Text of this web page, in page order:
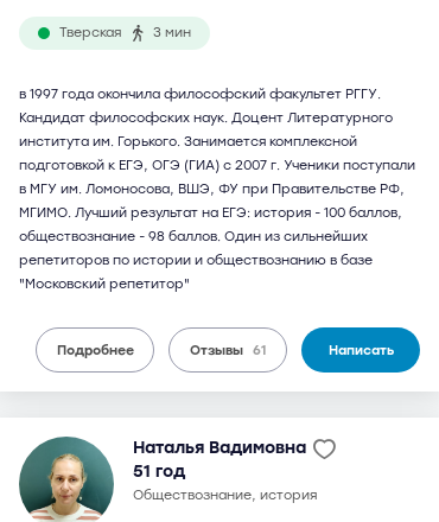
Тверская 3 мин
в 1997 года окончила философский факультет РГГУ.
Кандидат философских наук. Доцент Литературного
института им. Горького. Занимается комплексной
подготовкой к ЕГЭ, ОГЭ (ГИА) с 2007 г. Ученики поступали
в МГУ им. Ломоносова, ВШЭ, ФУ при Правительстве РФ,
МГИМО. Лучший результат на ЕГЭ: история - 100 баллов,
обществознание - 98 баллов. Один из сильнейших
репетиторов по истории и обществознанию в базе
"Московский репетитор"
Подробнее Отзывы 61 Написать
Наталья Вадимовна
51 год
обществознание, история